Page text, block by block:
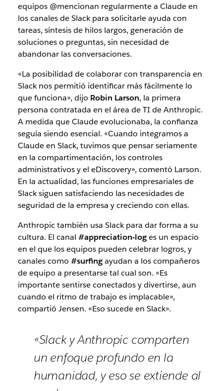
equipos @mencionan regularmente a Claude en
los canales de Slack para solicitarle ayuda con
tareas, síntesis de hilos largos, generación de
soluciones o preguntas, sin necesidad de
abandonar las conversaciones.
«La posibilidad de colaborar con transparencia en
Slack nos permitió identificar más fácilmente lo
que funciona», dijo Robin Larson, la primera
persona contratada en el área de TI de Anthropic.
A medida que Claude evolucionaba, la confianza
seguía siendo esencial. «Cuando integramos a
Claude en Slack, tuvimos que pensar seriamente
en la compartimentación, los controles
administrativos y el eDiscovery», comentó Larson.
En la actualidad, las funciones empresariales de
Slack siguen satisfaciendo las necesidades de
seguridad de la empresa y creciendo con ellas.
Anthropic también usa Slack para dar forma a su
cultura. El canal #appreciation-loges un espacio
en el que los equipos pueden celebrar logros, y
canales como #surfingayudan a los compañeros
de equipo a presentarse tal cual son. «Es
importante sentirse conectados y divertirse, aun
cuando el ritmo de trabajo es implacable»,
compartió Jensen. «Eso sucede en Slack».
«Slack y Anthropic comparten
un enfoque profundo en la
humanidad, y eso se extiende al